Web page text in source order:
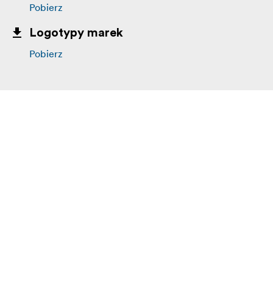
Pobierz
Logotypy marek
Pobierz